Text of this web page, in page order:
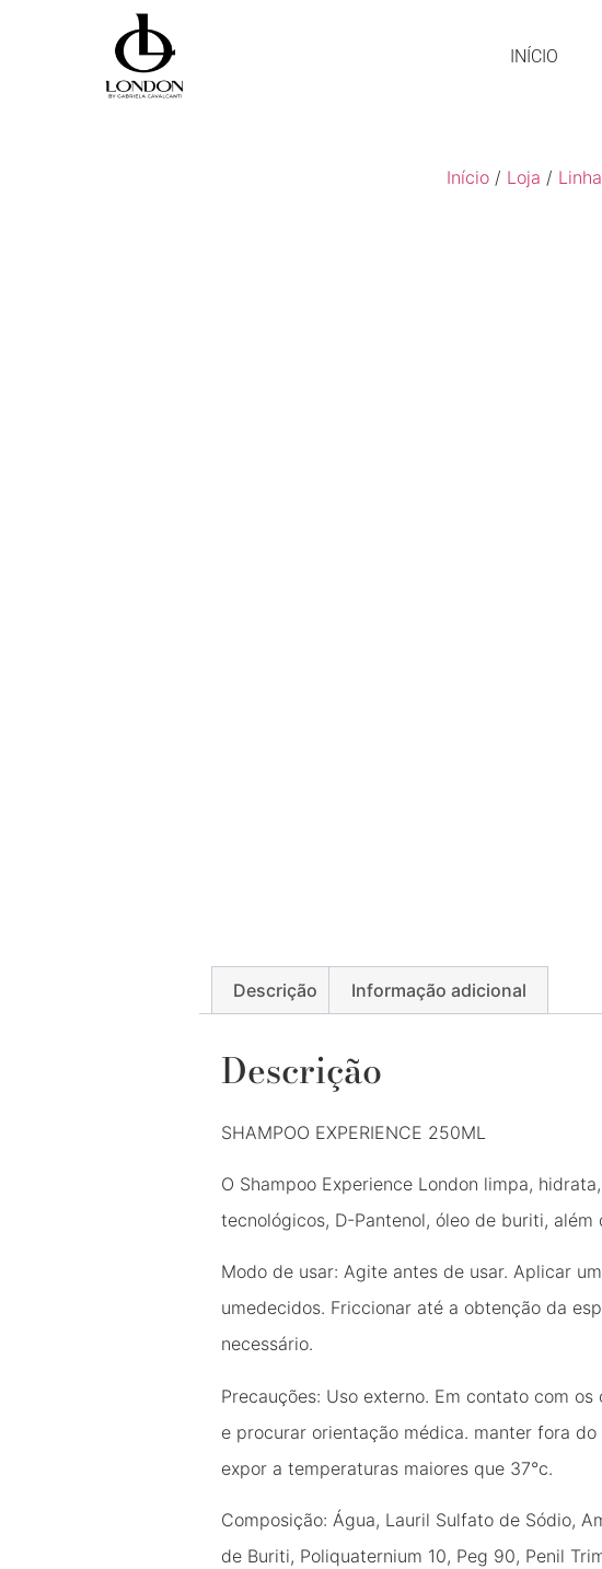
INÍCIO
Início/ Loja /
Descrição Informação adicional
Descrição
SHAMPOO EXPERIENCE 250ML
O Shampoo Experience London limpa,
tecnológicos, D-Pantenol, óleo de buriti, além
Modo de usar: Agite antes de usar. Aplicar
umedecidos. Friccionar até a obtenção da
necessário.
Precauções: Uso externo. Em contato com
e procurar orientação médica. manter fora
expor a temperaturas maiores que 37°c.
Composição: Água, Lauril Sulfato de Sódio,
de Buriti, Poliquaternium 10, Peg 90, Penil